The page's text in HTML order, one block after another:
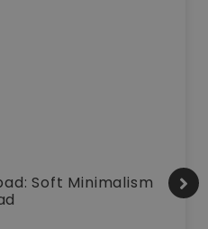
Soft Minimalism